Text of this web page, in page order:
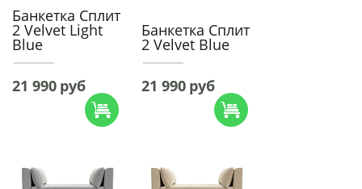
Банкетка Сплит
2 Velvet Light
Blue
21 990 руб
Банкетка Сплит
2 Velvet Blue
21 990 руб